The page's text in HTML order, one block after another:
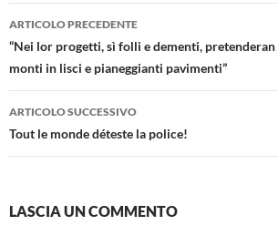
Navigazione
articolo
ARTICOLO PRECEDENTE
“Nei lor progetti, sì folli e dementi,
monti in lisci e pianeggianti pavimenti”
ARTICOLO SUCCESSIVO
Tout le monde déteste la police!
LASCIA UN COMMENTO